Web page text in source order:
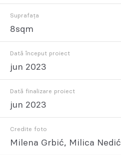
Suprafața
8sqm
Dată început proiect
jun 2023
Dată finalizare proiect
jun 2023
Credite foto
Milena Grbić, Milica Nedić